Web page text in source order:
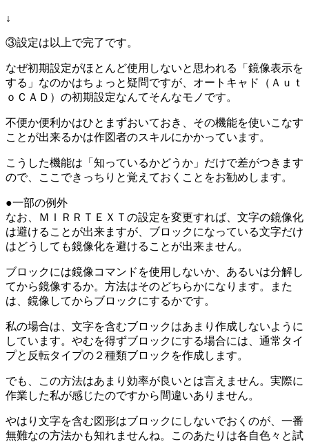
↓
③設定は以上で完了です。
なぜ初期設定がほとんど使用しないと思われる「鏡像表示を
する」なのかはちょっと疑問ですが、オートキャド（Ａｕｔ
ｏＣＡＤ）の初期設定なんてそんなモノです。
不便か便利かはひとまずおいておき、その機能を使いこなす
ことが出来るかは作図者のスキルにかかっています。
こうした機能は「知っているかどうか」だけで差がつきます
ので、ここできっちりと覚えておくことをお勧めします。
●一部の例外
なお、ＭＩＲＲＴＥＸＴの設定を変更すれば、文字の鏡像化
は避けることが出来ますが、ブロックになっている文字だけ
はどうしても鏡像化を避けることが出来ません。
ブロックには鏡像コマンドを使用しないか、あるいは分解し
てから鏡像するか。方法はそのどちらかになります。また
は、鏡像してからブロックにするかです。
私の場合は、文字を含むブロックはあまり作成しないように
しています。やむを得ずブロックにする場合には、通常タイ
プと反転タイプの２種類ブロックを作成します。
でも、この方法はあまり効率が良いとは言えません。実際に
作業した私が感じたのですから間違いありません。
やはり文字を含む図形はブロックにしないでおくのが、一番
無難なの方法かも知れませんね。このあたりは各自色々と試